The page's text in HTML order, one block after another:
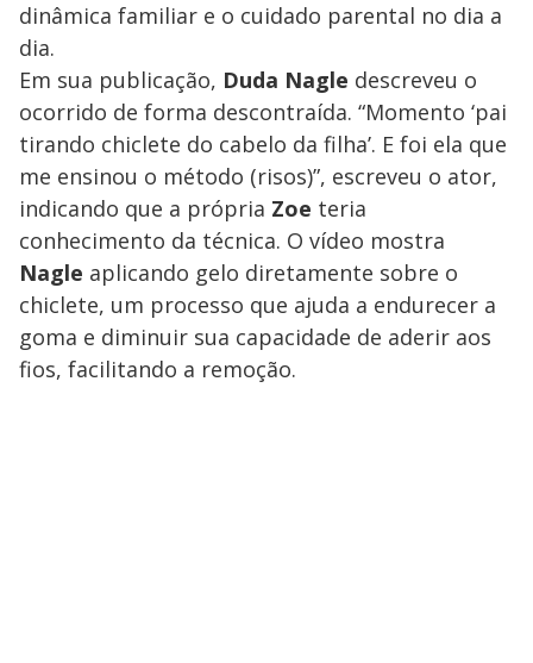
dinâmica familiar e o cuidado parental no dia a
dia.
Em sua publicação, Duda Nagle descreveu o
ocorrido de forma descontraída. “Momento ‘pai
tirando chiclete do cabelo da filha’. E foi ela que
me ensinou o método (risos)”, escreveu o ator,
indicando que a própria Zoe teria
conhecimento da técnica. O vídeo mostra
Nagle aplicando gelo diretamente sobre o
chiclete, um processo que ajuda a endurecer a
goma e diminuir sua capacidade de aderir aos
fios, facilitando a remoção.